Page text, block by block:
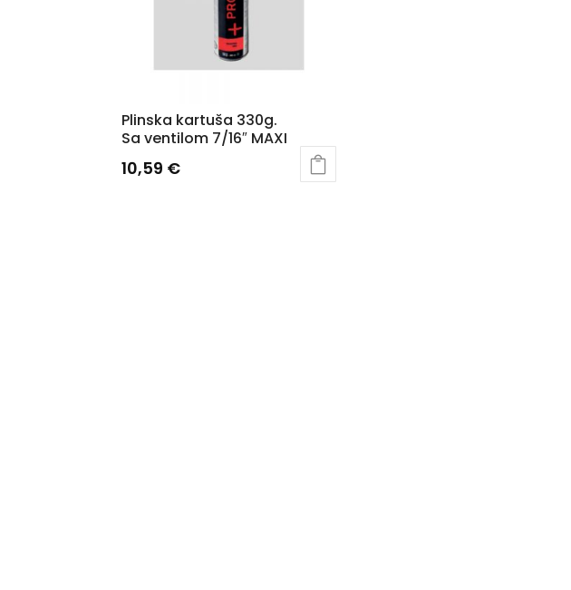
Plinska kartuša 330g.
Sa ventilom 7/16″ MAXI
10,59 €